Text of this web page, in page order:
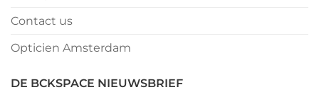
Contact us
Opticien Amsterdam
DE BCKSPACE NIEUWSBRIEF